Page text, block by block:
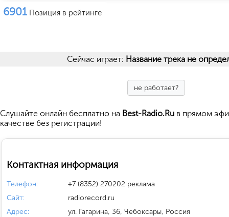
6901 Позиция в рейтинге
Сейчас играет: Название трека не
не работает?
Cлушайте онлайн бесплатно на Best-Radio.Ru в прямом
качестве без регистрации!
Контактная информация
Телефон:
+7 (8352) 270202 реклама
Сайт:
radiorecord.ru
Адрес:
ул. Гагарина, 36, Чебоксары, Россия